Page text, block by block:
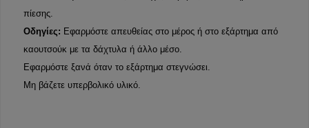
πίεσης.
Οδηγίες: Εφαρμόστε απευθείας στο μέρος ή στο εξάρτημα από
καουτσούκ με τα δάχτυλα ή άλλο μέσο.
Εφαρμόστε ξανά όταν το εξάρτημα στεγνώσει.
Μη βάζετε υπερβολικό υλικό.